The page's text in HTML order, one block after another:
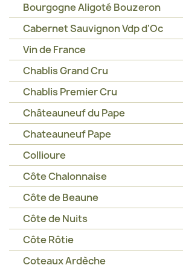
Bourgogne Aligoté Bouzeron
Cabernet Sauvignon Vdp d'Oc
Vin de France
Chablis Grand Cru
Chablis Premier Cru
Châteauneuf du Pape
Chateauneuf Pape
Collioure
Côte Chalonnaise
Côte de Beaune
Côte de Nuits
Côte Rôtie
Coteaux Ardèche